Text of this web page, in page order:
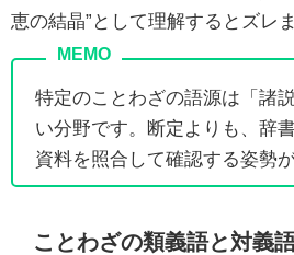
恵の結晶”として理解するとズレ
特定のことわざの語源は「諸
い分野です。断定よりも、辞
資料を照合して確認する姿勢
ことわざの類義語と対義